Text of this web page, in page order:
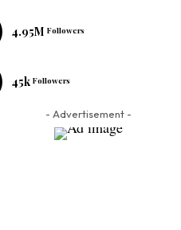
4.95M Followers
45k Followers
- Advertisement -